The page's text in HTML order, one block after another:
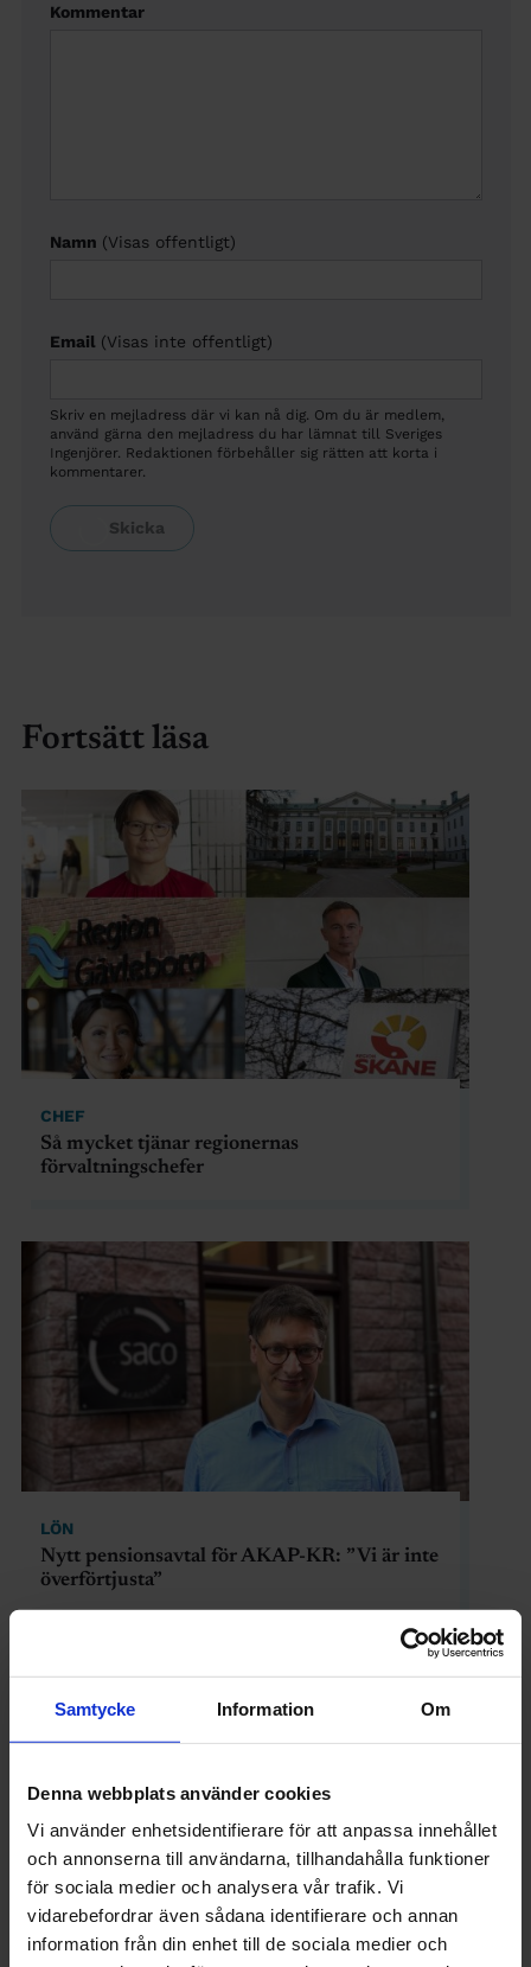
Samtycke Information Om
Denna webbplats använder cookies
Vi använder enhetsidentifierare för att anpassa innehållet
och annonserna till användarna, tillhandahålla funktioner
för sociala medier och analysera vår trafik. Vi
vidarebefordrar även sådana identifierare och annan
information från din enhet till de sociala medier och
Kommentar
Namn (Visas offentligt)
Email (Visas inte offentligt)
Skriv en mejladress där vi kan nå dig. Om du är medlem,
använd gärna den mejladress du har lämnat till Sveriges
Ingenjörer. Redaktionen förbehåller sig rätten att korta i
kommentarer.
Fortsätt läsa
CHEF
Så mycket tjänar regionernas
förvaltningschefer
LÖN
Nytt pensionsavtal för AKAP-KR: ”Vi är inte
överförtjusta”